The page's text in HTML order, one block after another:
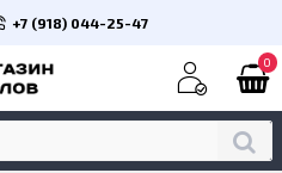
+7 (918) 044-25-47
0